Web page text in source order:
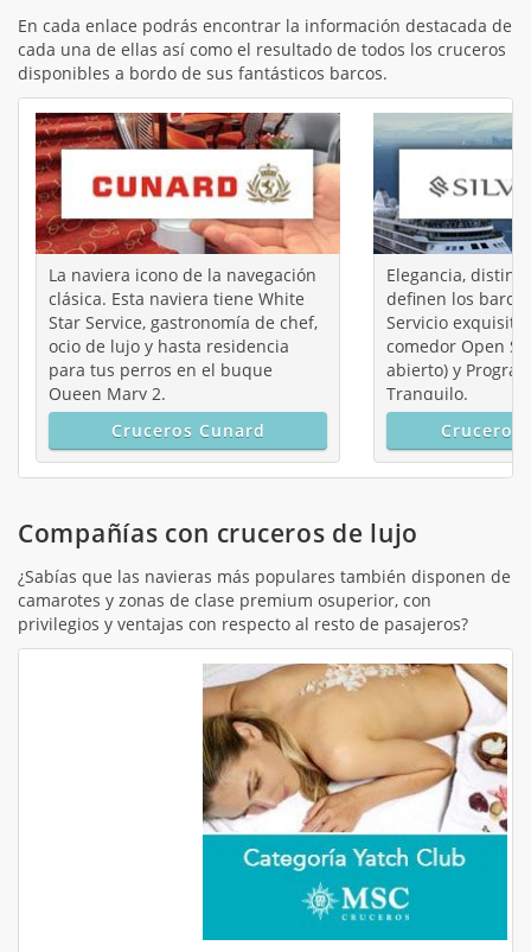
En cada enlace podrás encontrar la información destacada de
cada una de ellas así como el resultado de todos los cruceros
disponibles a bordo de sus fantásticos barcos.
La naviera icono de la navegación
clásica. Esta naviera tiene White
Star Service, gastronomía de chef,
ocio de lujo y hasta residencia
para tus perros en el buque
Queen Mary 2.
Cruceros Cunard
Elegancia,
definen los
Servicio
comedor Open
abierto) y
Tranquilo.
Cruceros
Compañías con cruceros de lujo
¿Sabías que las navieras más populares también disponen de
camarotes y zonas de clase premium osuperior, con
privilegios y ventajas con respecto al resto de pasajeros?